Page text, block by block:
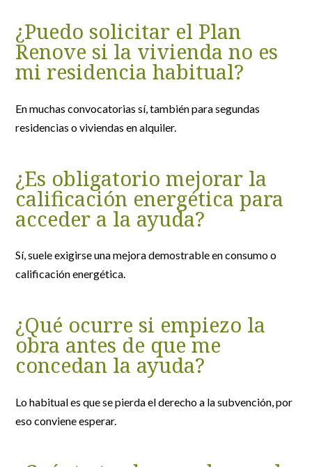
¿Puedo solicitar el Plan
Renove si la vivienda no es
mi residencia habitual?
En muchas convocatorias sí, también para segundas
residencias o viviendas en alquiler.
¿Es obligatorio mejorar la
calificación energética para
acceder a la ayuda?
Sí, suele exigirse una mejora demostrable en consumo o
calificación energética.
¿Qué ocurre si empiezo la
obra antes de que me
concedan la ayuda?
Lo habitual es que se pierda el derecho a la subvención, por
eso conviene esperar.